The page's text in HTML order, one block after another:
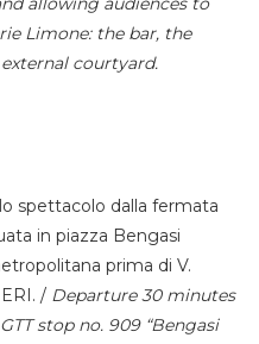
Limone: the bar, the
courtyard.
spettacolo dalla fermata
in piazza Bengasi
prima di V.
/ Departure 30 minutes
stop no. 909 “Bengasi